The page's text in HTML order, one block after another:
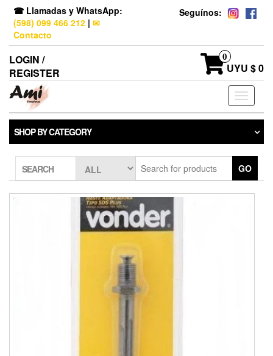
☎ Llamadas y WhatsApp:
(598) 099 466 212 | ✉
Contacto
Seguínos:
LOGIN /
REGISTER
0
UYU $ 0
Toggle
SHOP BY CATEGORY
SEARCH GO